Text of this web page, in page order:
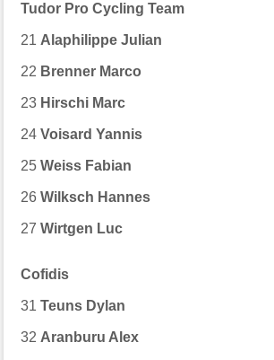
Tudor Pro Cycling Team
21 Alaphilippe Julian
22 Brenner Marco
23 Hirschi Marc
24Voisard Yannis
25Weiss Fabian
26Wilksch Hannes
27Wirtgen Luc
Cofidis
31Teuns Dylan
32 Aranburu Alex